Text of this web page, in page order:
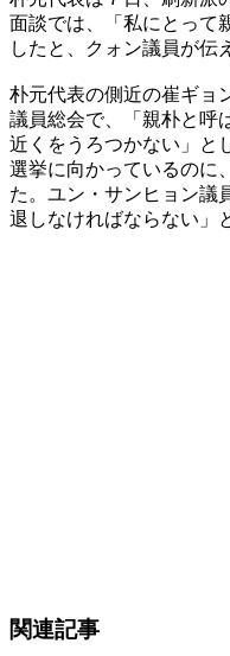
面談では、「私にとって
したと、クォン議員が伝
朴元代表の側近の崔ギョ
議員総会で、「親朴と呼
近くをうろつかない」と
選挙に向かっているのに
た。ユン・サンヒョン議
退しなければならない」
関連記事